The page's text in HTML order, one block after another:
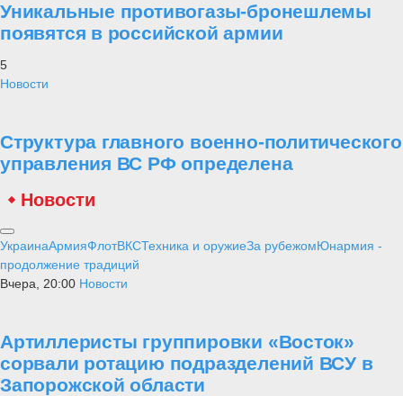
Уникальные противогазы-бронешлемы
появятся в российской армии
5
Новости
Структура главного военно-политического
управления ВС РФ определена
Новости
УкраинаАрмияФлотВКСТехника и оружиеЗа рубежомЮнармия -
продолжение традиций
Вчера, 20:00 Новости
Артиллеристы группировки «Восток»
сорвали ротацию подразделений ВСУ в
Запорожской области